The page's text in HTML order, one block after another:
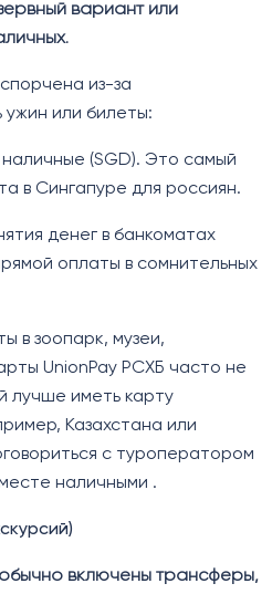
вариант или
из-за
ужин или билеты:
(SGD). Это самый
в Сингапуре для россиян.
денег в банкоматах
оплаты в сомнительных
в зоопарк, музеи,
UnionPay РСХБ часто не
лучше иметь карту
Казахстана или
с туроператором
наличными .
включены трансферы,